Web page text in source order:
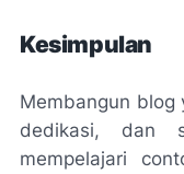
Kesimpulan
Membangun blog
dedikasi, dan
mempelajari